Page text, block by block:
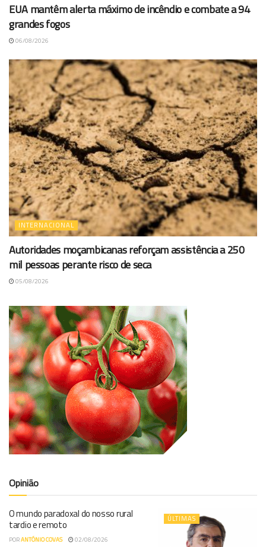
EUA mantêm alerta máximo de incêndio e combate a 94
grandes fogos
06/08/2026
INTERNACIONAL
Autoridades moçambicanas reforçam assistência a 250
mil pessoas perante risco de seca
05/08/2026
Opinião
ÚLTIMAS
O mundo paradoxal do nosso rural
tardio e remoto
PORANTÓNIO COVAS 02/08/2026